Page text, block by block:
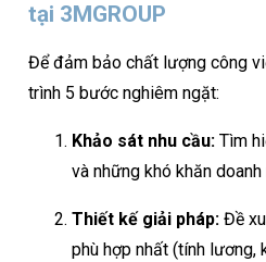
tại 3MGROUP
Để đảm bảo chất lượng công
trình 5 bước nghiêm ngặt:
Khảo sát nhu cầu: Tìm
và những khó khăn
Thiết kế giải pháp: Đề
phù hợp nhất (tính lương,